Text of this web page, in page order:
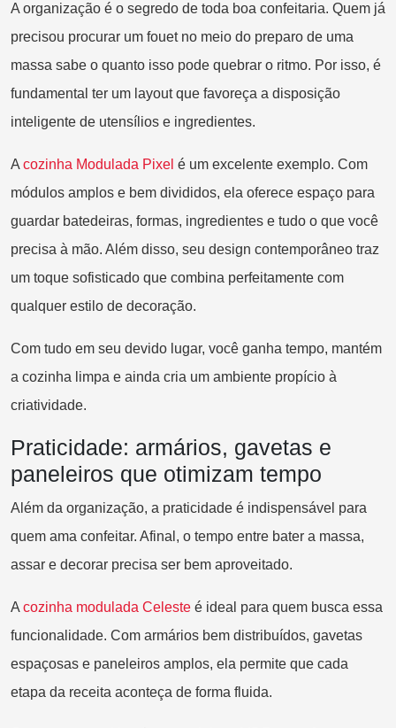
A organização é o segredo de toda boa confeitaria. Quem já
precisou procurar um fouet no meio do preparo de uma
massa sabe o quanto isso pode quebrar o ritmo. Por isso, é
fundamental ter um layout que favoreça a disposição
inteligente de utensílios e ingredientes.
A cozinha Modulada Pixel é um excelente exemplo. Com
módulos amplos e bem divididos, ela oferece espaço para
guardar batedeiras, formas, ingredientes e tudo o que você
precisa à mão. Além disso, seu design contemporâneo traz
um toque sofisticado que combina perfeitamente com
qualquer estilo de decoração.
Com tudo em seu devido lugar, você ganha tempo, mantém
a cozinha limpa e ainda cria um ambiente propício à
criatividade.
Praticidade: armários, gavetas e
paneleiros que otimizam tempo
Além da organização, a praticidade é indispensável para
quem ama confeitar. Afinal, o tempo entre bater a massa,
assar e decorar precisa ser bem aproveitado.
A cozinha modulada Celeste é ideal para quem busca essa
funcionalidade. Com armários bem distribuídos, gavetas
espaçosas e paneleiros amplos, ela permite que cada
etapa da receita aconteça de forma fluida.